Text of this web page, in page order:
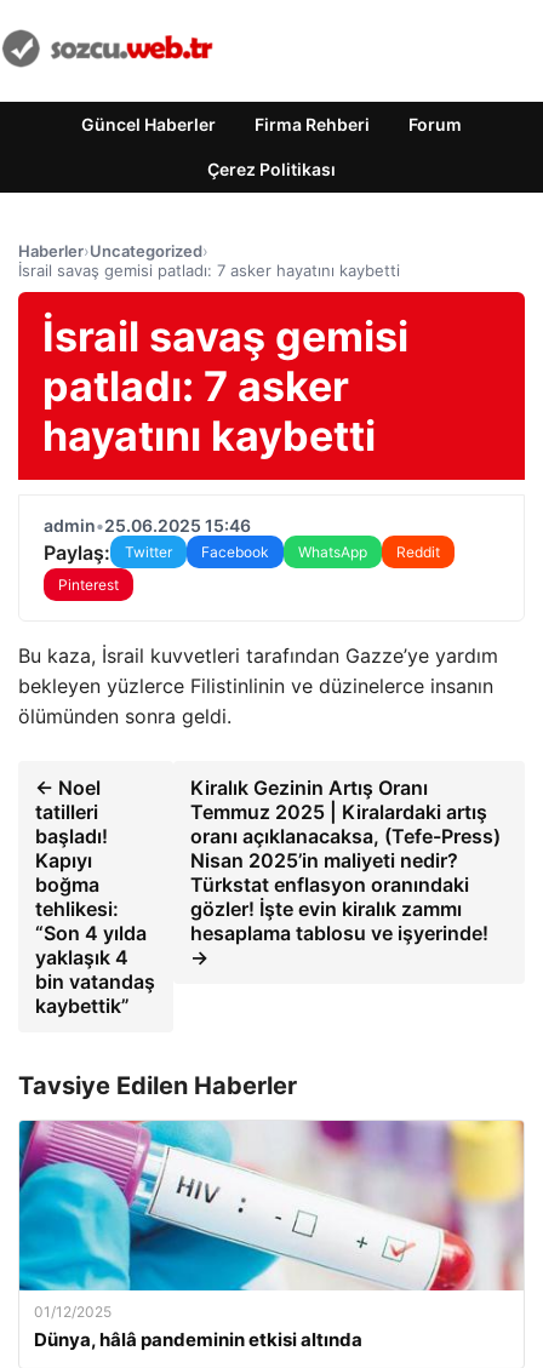
Güncel Haberler Firma Rehberi Forum
Çerez Politikası
Haberler›Uncategorized›
İsrail savaş gemisi patladı: 7 asker hayatını kaybetti
İsrail savaş gemisi
patladı: 7 asker
hayatını kaybetti
admin•25.06.2025 15:46
Paylaş: Twitter Facebook WhatsApp
Reddit
Pinterest
Bu kaza, İsrail kuvvetleri tarafından Gazze’ye yardım
bekleyen yüzlerce Filistinlinin ve düzinelerce insanın
ölümünden sonra geldi.
← Noel
tatilleri
başladı!
Kapıyı
boğma
tehlikesi:
“Son 4 yılda
yaklaşık 4
bin vatandaş
kaybettik”
Kiralık Gezinin Artış Oranı
Temmuz 2025 | Kiralardaki artış
oranı açıklanacaksa, (Tefe-Press)
Nisan 2025’in maliyeti nedir?
Türkstat enflasyon oranındaki
gözler! İşte evin kiralık zammı
hesaplama tablosu ve işyerinde!
→
Tavsiye Edilen Haberler
01/12/2025
Dünya, hâlâ pandeminin etkisi altında